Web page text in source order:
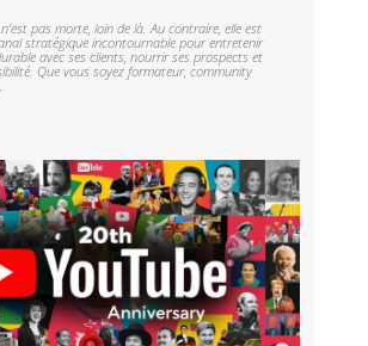
pas morte, loin de là. Au contraire, elle est
stratégique incontournable pour entretenir
avec ses clients, nourrir ses prospects et
Que vous soyez formateur, community